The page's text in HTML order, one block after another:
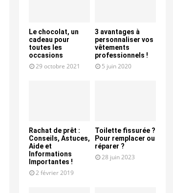
Le chocolat, un
cadeau pour
toutes les
occasions
29 octobre 2021
3 avantages à
personnaliser vos
vêtements
professionnels !
5 juin 2020
Rachat de prêt :
Conseils, Astuces,
Aide et
Informations
Importantes !
2 février 2019
Toilette fissurée ?
Pour remplacer ou
réparer ?
28 juin 2023